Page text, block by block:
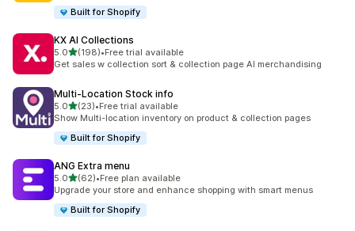
Built for Shopify
KX AI Collections
5.05つ星中
(198)
合計レビュー数：198件
•Free trial available
Get sales w collection sort & collection page AI merchandising
Multi‑Location Stock info
5.05つ星中
(23)
合計レビュー数：23件
•Free trial available
Show Multi-location inventory on product & collection pages
Built for Shopify
ANG Extra menu
5.05つ星中
(62)
合計レビュー数：62件
•Free plan available
Upgrade your store and enhance shopping with smart menus
Built for Shopify